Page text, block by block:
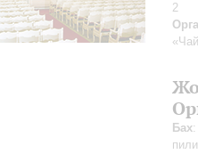
2
Бах